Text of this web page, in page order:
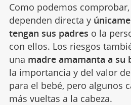
Como podemos
dependen directa y
tengan sus padres o la
con ellos. Los riesgos
una madre amamanta a su
la importancia y del valor
para el bebé, pero algunos
más vueltas a la cabeza.